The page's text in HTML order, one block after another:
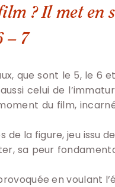
? Il met en
– 7
que sont le 5, le 6
celui de
du film,
la figure, jeu issu
sa peur
en voulant